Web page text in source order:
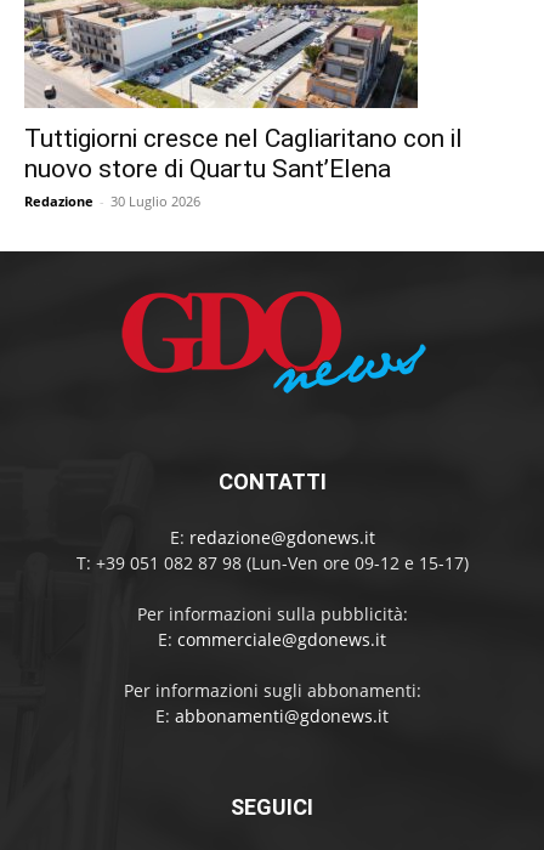
Tuttigiorni cresce nel Cagliaritano con il
nuovo store di Quartu Sant’Elena
Redazione - 30 Luglio 2026
CONTATTI
E: redazione@gdonews.it
T: +39 051 082 87 98 (Lun-Ven ore 09-12 e 15-17)
Per informazioni sulla pubblicità:
E: commerciale@gdonews.it
Per informazioni sugli abbonamenti:
E: abbonamenti@gdonews.it
SEGUICI